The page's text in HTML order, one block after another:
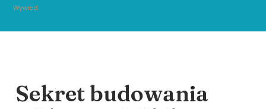
Wywiad
Sekret budowania